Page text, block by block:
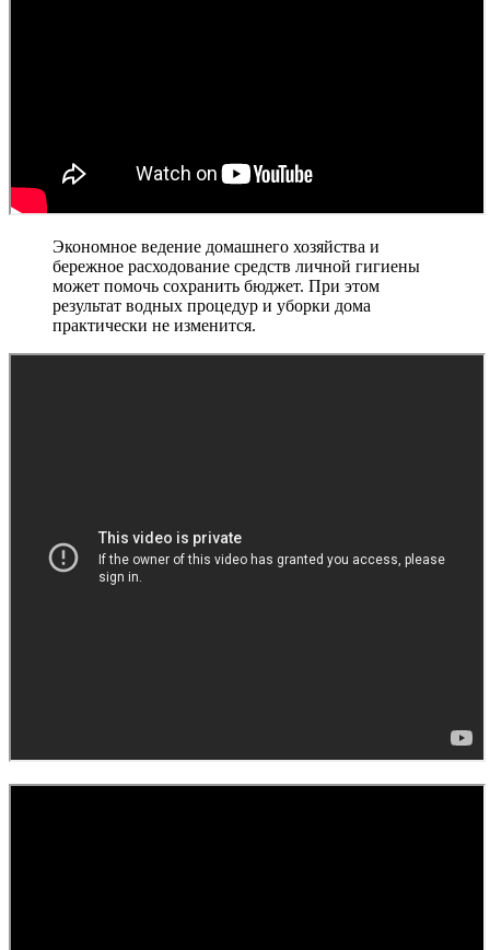
Экономное ведение домашнего хозяйства и
бережное расходование средств личной гигиены
может помочь сохранить бюджет. При этом
результат водных процедур и уборки дома
практически не изменится.